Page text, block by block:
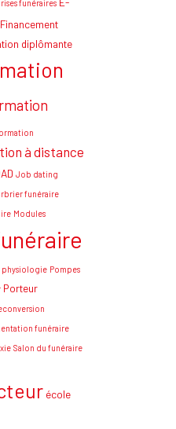
funéraires
Financement
diplômante
à distance
Job dating
funéraire
Modules
physiologie Pompes
Porteur
funéraire
Salon du funéraire
école